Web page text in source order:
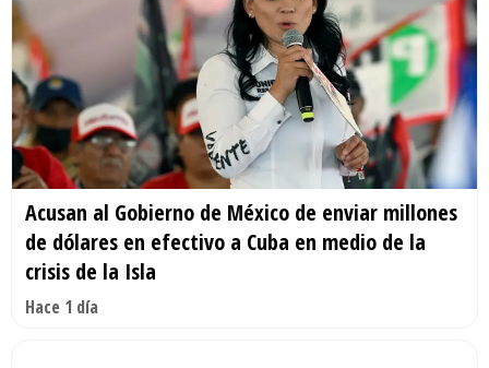
Acusan al Gobierno de México de enviar millones
de dólares en efectivo a Cuba en medio de la
crisis de la Isla
Hace 1 día